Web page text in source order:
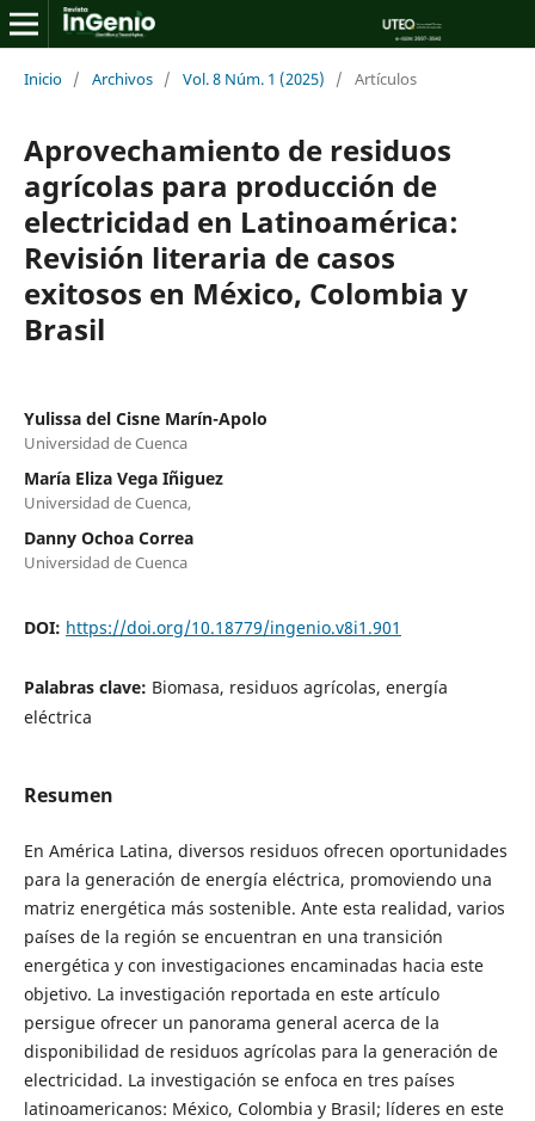
Inicio / Archivos / Vol. 8 Núm. 1 (2025) / Artículos
Aprovechamiento de residuos
agrícolas para producción de
electricidad en Latinoamérica:
Revisión literaria de casos
exitosos en México, Colombia y
Brasil
Yulissa del Cisne Marín-Apolo
Universidad de Cuenca
María Eliza Vega Iñiguez
Universidad de Cuenca,
Danny Ochoa Correa
Universidad de Cuenca
DOI: https://doi.org/10.18779/ingenio.v8i1.901
Palabras clave: Biomasa, residuos agrícolas, energía
eléctrica
Resumen
En América Latina, diversos residuos ofrecen oportunidades
para la generación de energía eléctrica, promoviendo una
matriz energética más sostenible. Ante esta realidad, varios
países de la región se encuentran en una transición
energética y con investigaciones encaminadas hacia este
objetivo. La investigación reportada en este artículo
persigue ofrecer un panorama general acerca de la
disponibilidad de residuos agrícolas para la generación de
electricidad. La investigación se enfoca en tres países
latinoamericanos: México, Colombia y Brasil; líderes en este